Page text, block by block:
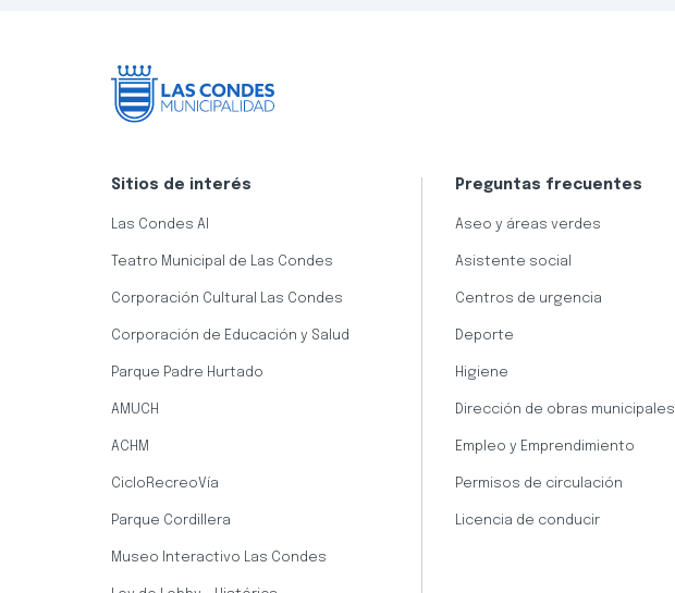
Sitios de interés
Las Condes AI
Teatro Municipal de Las Condes
Corporación Cultural Las Condes
Corporación de Educación y Salud
Parque Padre Hurtado
AMUCH
ACHM
CicloRecreoVía
Parque Cordillera
Museo Interactivo Las Condes
Preguntas frecuentes
Aseo y áreas verdes
Asistente social
Centros de urgencia
Deporte
Higiene
Dirección de obras municipales
Empleo y Emprendimiento
Permisos de circulación
Licencia de conducir